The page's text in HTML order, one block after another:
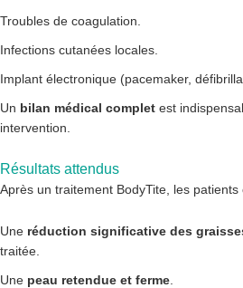
Troubles de coagulation.
Infections cutanées locales.
Implant électronique (pacemaker,
Un bilan médical complet est
intervention.
Résultats attendus
Après un traitement BodyTite, les patients
Une réduction significative des
traitée.
Une peau retendue et ferme